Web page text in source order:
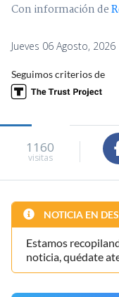
Con información de
Jueves 06 Agosto,
Seguimos criterios de
1160
visitas
NOTICIA EN
Estamos
noticia, quédate